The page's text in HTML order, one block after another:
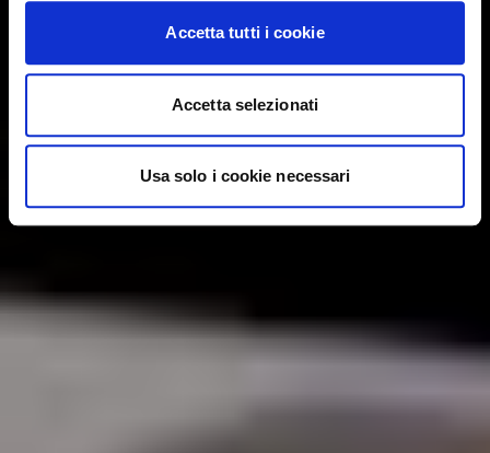
Accetta tutti i cookie
Accetta selezionati
Usa solo i cookie necessari